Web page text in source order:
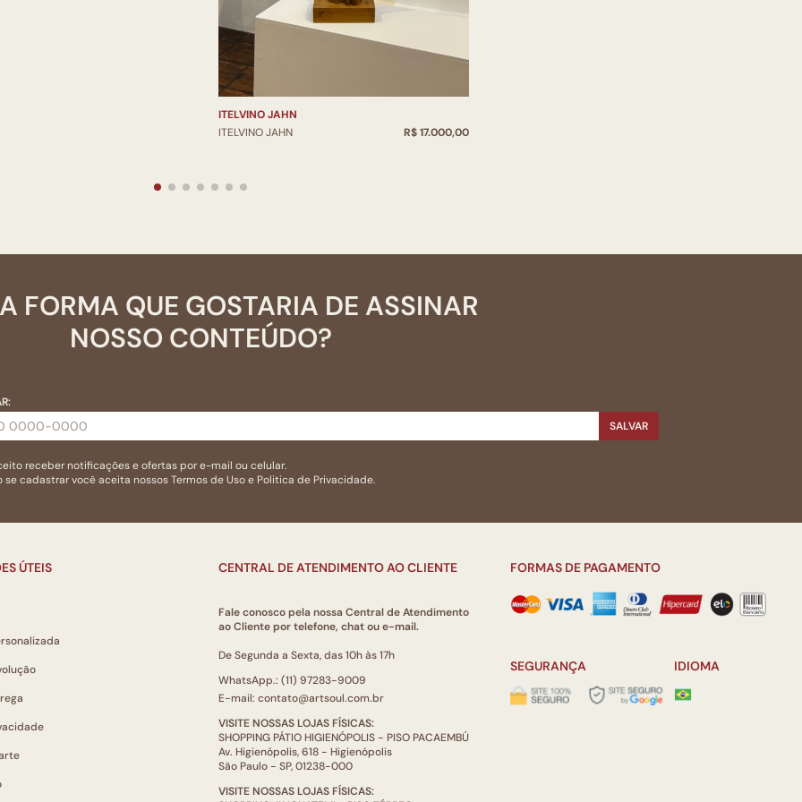
ITELVINO JAHN
ITELVINO JAHN
R$ 17.000,00
FORMA QUE GOSTARIA DE ASSINAR
NOSSO CONTEÚDO?
SALVAR
receber notificações e ofertas por e-mail ou celular.
se cadastrar você aceita nossosTermos de Usoe Politica de Privacidade.
ÚTEIS CENTRAL DE ATENDIMENTO AO CLIENTE
Fale conosco pela nossa Central de Atendimento
ao Cliente por telefone, chat ou e-mail.
De Segunda a Sexta, das 10h às 17h
WhatsApp.: (11) 97283-9009
E-mail: contato@artsoul.com.br
VISITE NOSSAS LOJAS FÍSICAS:
SHOPPING PÁTIO HIGIENÓPOLIS - PISO PACAEMBÚ
Av. Higienópolis, 618 - Higienópolis
São Paulo - SP, 01238-000
VISITE NOSSAS LOJAS FÍSICAS:
FORMAS DE PAGAMENTO
SEGURANÇA IDIOMA